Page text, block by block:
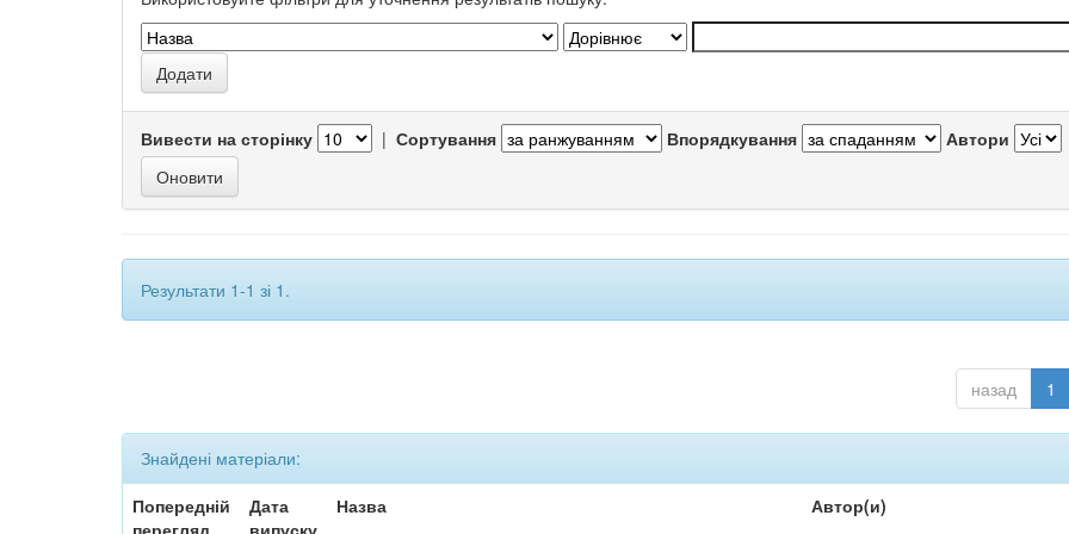
Вивести на сторінку | Сортування Впорядкування Автори
Результати 1-1 зі 1.
назад 1
Знайдені матеріали:
Попередній
перегляд
Дата
випуску
Назва Автор(и)